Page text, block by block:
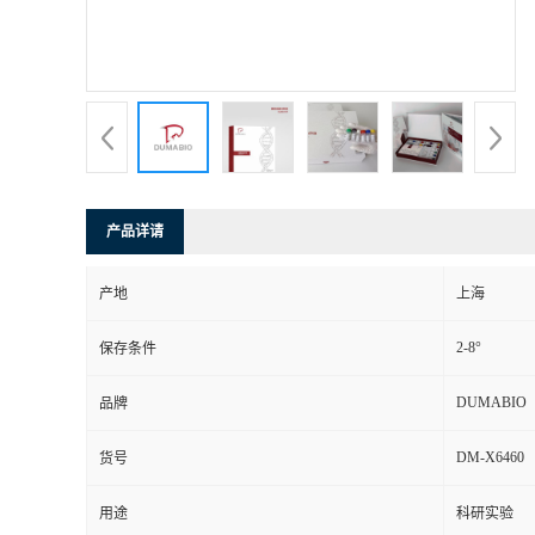
产品详请
产地 上海
保存条件 2-8°
品牌 DUMABIO
货号 DM-X6460
用途 科研实验